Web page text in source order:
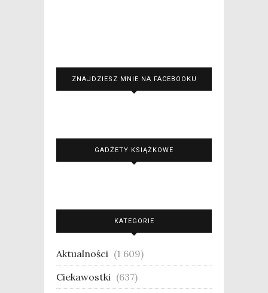
ZNAJDZIESZ MNIE NA FACEBOOKU
GADŻETY KSIĄŻKOWE
KATEGORIE
Aktualności (1 609)
Ciekawostki (637)